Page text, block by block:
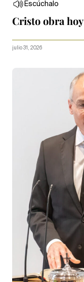
Escúchalo
Cristo obra hoy
julio 31, 2026